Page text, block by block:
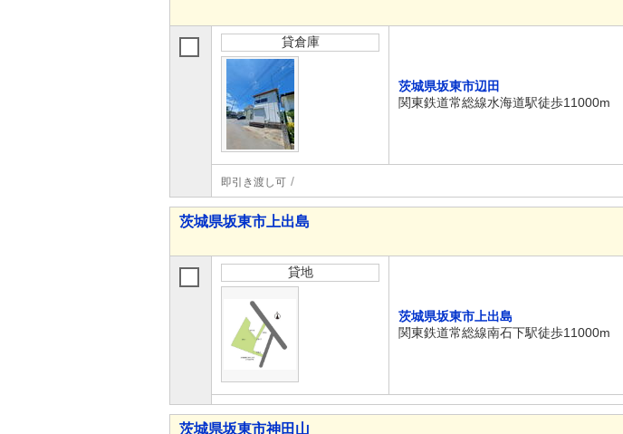
貸倉庫
茨城県坂東市辺田
関東鉄道常総線水海道駅徒歩11000m
即引き渡し可
茨城県坂東市上出島
貸地
茨城県坂東市上出島
関東鉄道常総線南石下駅徒歩11000m
茨城県坂東市神田山